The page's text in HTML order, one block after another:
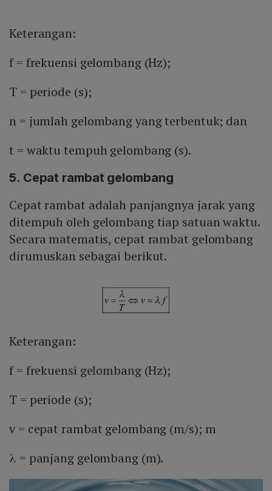
Keterangan:
f = frekuensi gelombang (Hz);
T = periode (s);
n = jumlah gelombang yang terbentuk; dan
t = waktu tempuh gelombang (s).
5. Cepat rambat gelombang
Cepat rambat adalah panjangnya jarak yang
ditempuh oleh gelombang tiap satuan waktu.
Secara matematis, cepat rambat gelombang
dirumuskan sebagai berikut.
Keterangan:
f = frekuensi gelombang (Hz);
T = periode (s);
v = cepat rambat gelombang (m/s); m
λ = panjang gelombang (m).